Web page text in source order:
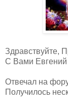
Здравствуйте,
С Вами
Отвечал на
Получилось